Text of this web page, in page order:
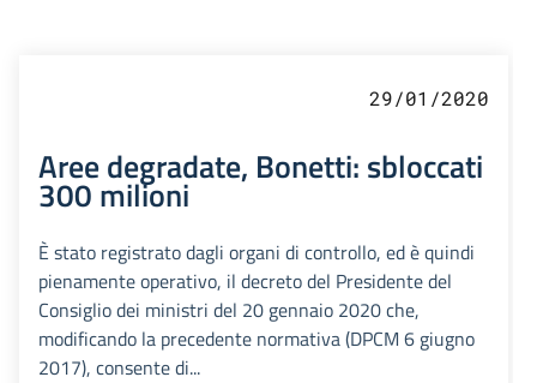
29/01/2020
Aree degradate, Bonetti: sbloccati
300 milioni
È stato registrato dagli organi di controllo, ed è quindi
pienamente operativo, il decreto del Presidente del
Consiglio dei ministri del 20 gennaio 2020 che,
modificando la precedente normativa (DPCM 6 giugno
2017), consente di...